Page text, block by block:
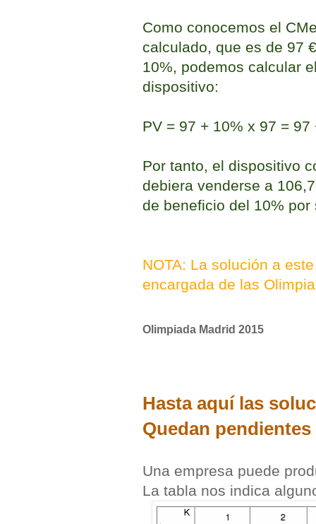
Como conocemos el
calculado, que es de 97
10%, podemos calcular
dispositivo:
PV = 97 + 10% x 97 = 97
Por tanto, el dispositivo
debiera venderse a
de beneficio del 10% por
NOTA: La solución a
encargada de las
Olimpiada Madrid 2015
Hasta aquí las
Quedan
Una empresa puede
La tabla nos indica